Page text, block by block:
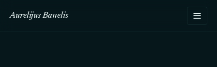
Aurelijus Banelis